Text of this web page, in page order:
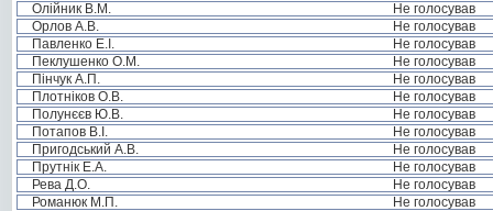
Олійник В.М.
Не голосував
Орлов А.В.
Не голосував
Павленко Е.І.
Не голосував
Пеклушенко О.М.
Не голосував
Пінчук А.П.
Не голосував
Плотніков О.В.
Не голосував
Полунєєв Ю.В.
Не голосував
Потапов В.І.
Не голосував
Пригодський А.В.
Не голосував
Прутнік Е.А.
Не голосував
Рева Д.О.
Не голосував
Романюк М.П.
Не голосував